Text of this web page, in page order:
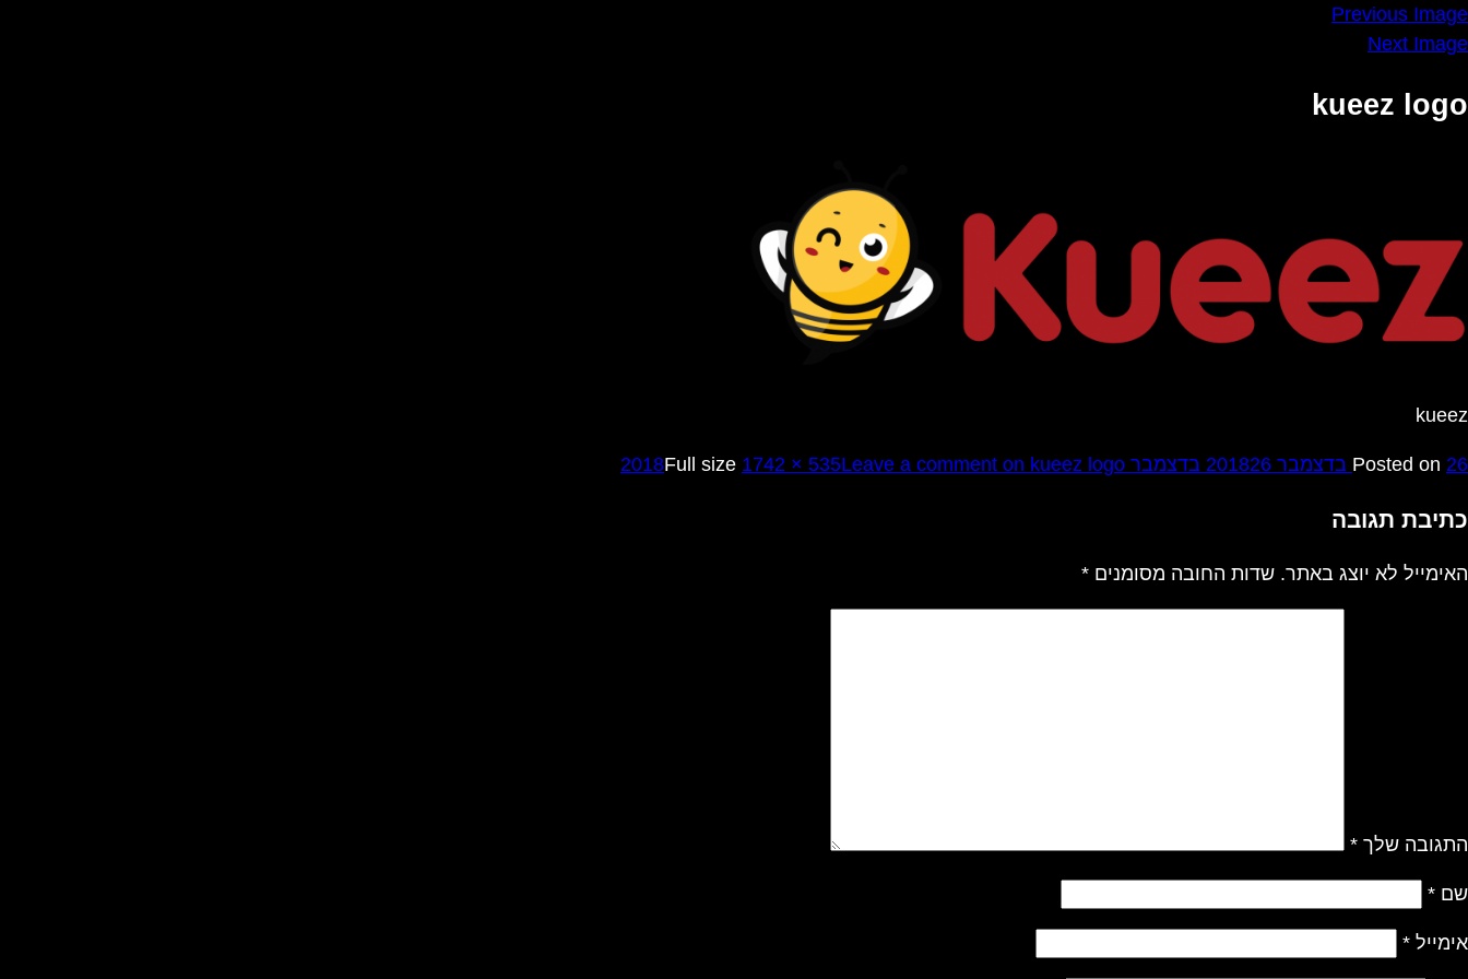
Previous Image
Next Image
kueez logo
kueez
Posted on 26 בדצמבר 2018 26 בדצמבר 2018 Full size 1742 × 535Leave a comment on kueez logo
כתיבת תגובה
האימייל לא יוצג באתר. שדות החובה מסומנים *
התגובה שלך *
שם *
אימייל *